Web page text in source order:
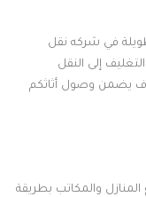
في شركه نقل
إلى النقل
يضمن وصول أثاثكم
والمكاتب بطريقة